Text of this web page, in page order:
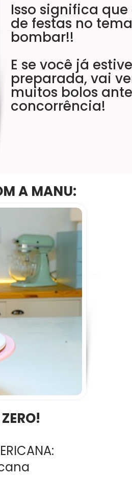
Isso significa
de festas no
bombar!!
E se você já
preparada, vai
muitos bolos
concorrência!
A MANU: